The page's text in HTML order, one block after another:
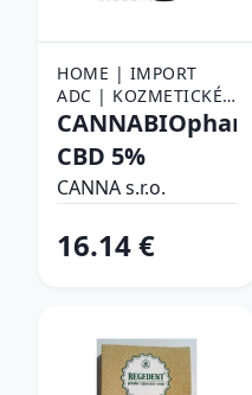
HOME | IMPORT
ADC | KOZMETICKÉ
VÝROBKY
CANNABIOpharm
CBD 5%
CANNA s.r.o.
16.14 €